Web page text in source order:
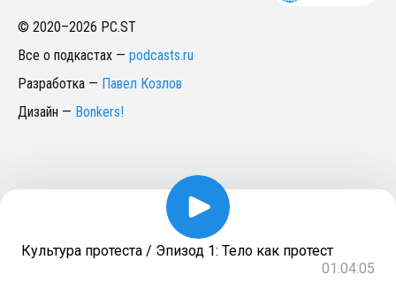
© 2020–2026 PC.ST
Все о подкастах — podcasts.ru
Разработка — Павел Козлов
Дизайн — Bonkers!
Культура протеста / Эпизод 1: Тело как протест
01:04:05